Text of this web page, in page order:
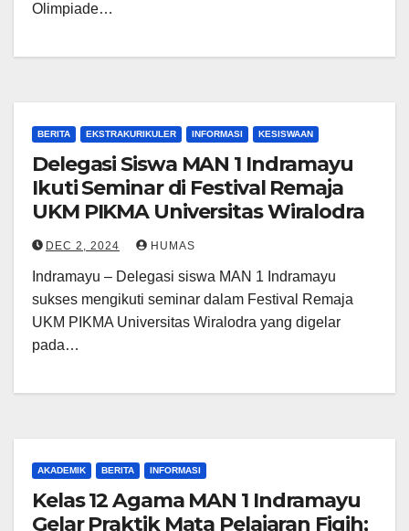
Olimpiade…
BERITA EKSTRAKURIKULER INFORMASI KESISWAAN
Delegasi Siswa MAN 1 Indramayu
Ikuti Seminar di Festival Remaja
UKM PIKMA Universitas Wiralodra
DEC 2, 2024 HUMAS
Indramayu – Delegasi siswa MAN 1 Indramayu
sukses mengikuti seminar dalam Festival Remaja
UKM PIKMA Universitas Wiralodra yang digelar
pada…
AKADEMIK BERITA INFORMASI
Kelas 12 Agama MAN 1 Indramayu
Gelar Praktik Mata Pelajaran Fiqih;